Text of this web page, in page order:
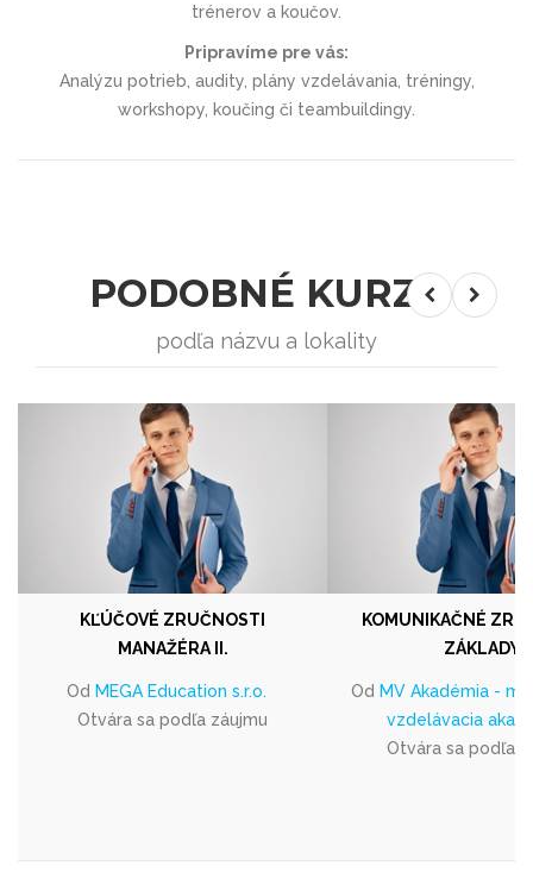
trénerov a koučov.
Pripravíme pre vás:
Analýzu potrieb, audity, plány vzdelávania, tréningy,
workshopy, koučing či teambuildingy.
PODOBNÉ KURZY
podľa názvu a lokality
KĽÚČOVÉ ZRUČNOSTI
MANAŽÉRA II.
Od MEGA Education s.r.o.
Otvára sa podľa záujmu
KOMUNIKAČNÉ
ZÁKLADY
Od MV Akadémia -
vzdelávacia
Otvára sa podľa